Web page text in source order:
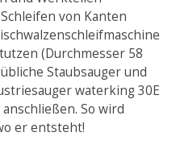
von Kanten
(Durchmesser 58
Staubsauger und
waterking 30E
So wird
er entsteht!